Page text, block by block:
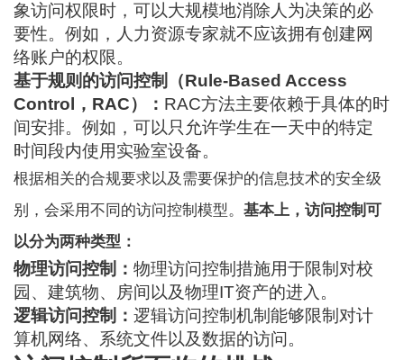
象访问权限时，可以大规模地消除人为决策的必
要性。例如，人力资源专家就不应该拥有创建网
络账户的权限。
基于规则的访问控制（Rule-Based Access
Control，RAC）： RAC方法主要依赖于具体的时
间安排。例如，可以只允许学生在一天中的特定
时间段内使用实验室设备。
根据相关的合规要求以及需要保护的信息技术的安全级
别，会采用不同的访问控制模型。基本上，访问控制可
以分为两种类型：
物理访问控制：物理访问控制措施用于限制对校
园、建筑物、房间以及物理IT资产的进入。
逻辑访问控制：逻辑访问控制机制能够限制对计
算机网络、系统文件以及数据的访问。